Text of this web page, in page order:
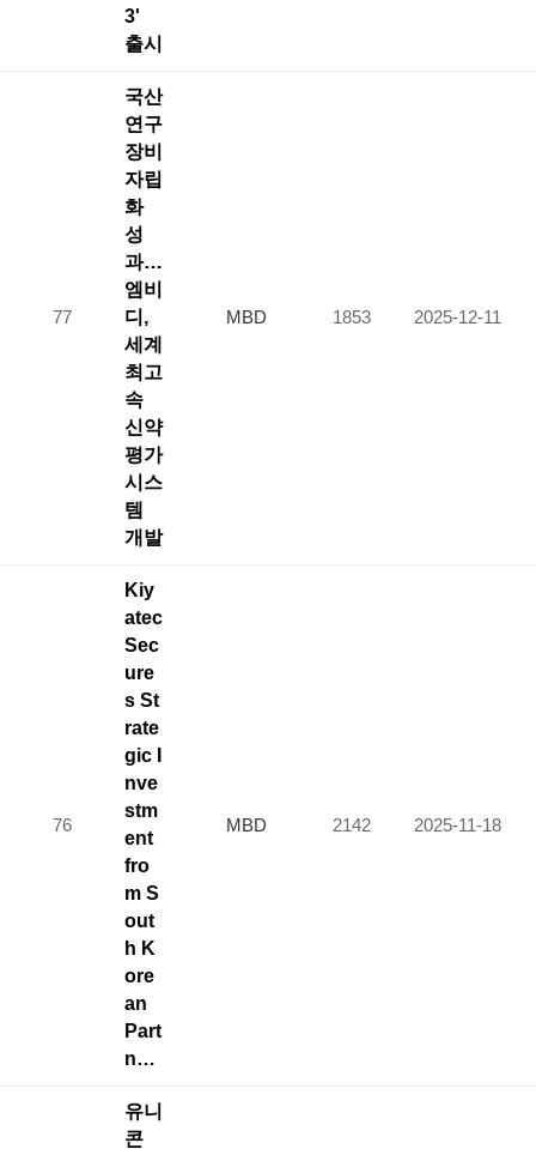
3'
출시
77
국산
연구
장비
자립
화
성
과…
엠비
디,
세계
최고
속
신약
평가
시스
템
개발
MBD 1853 2025-12-11
76
Kiy
atec
Sec
ure
s St
rate
gic I
nve
stm
ent
fro
m S
out
h K
ore
an
Part
n…
MBD 2142 2025-11-18
유니
콘